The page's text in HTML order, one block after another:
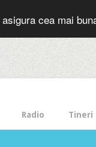
cea mai
Radio Tineri